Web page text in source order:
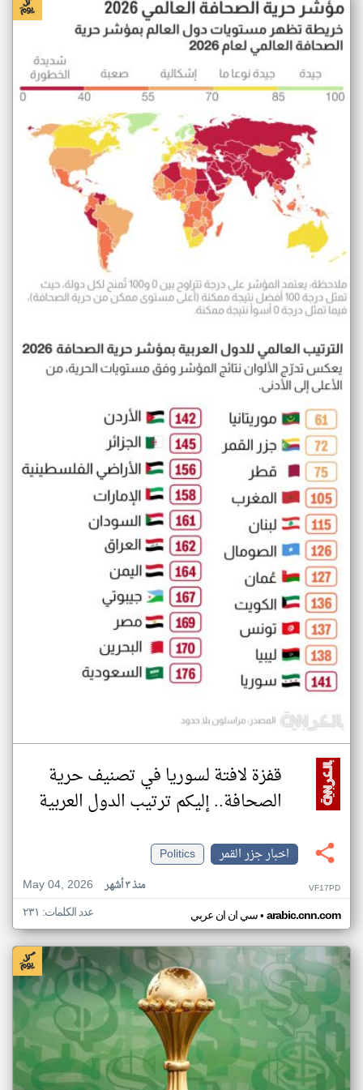
قفزة لافتة لسوريا في تصنيف حرية
الصحافة.. إليكم ترتيب الدول العربية
اخبار جزر القمر
Politics
May 04, 2026
منذ ٣ أشهر VF17PD
سي ان ان عربي• arabic.cnn.com عدد الكلمات: ٢٣١